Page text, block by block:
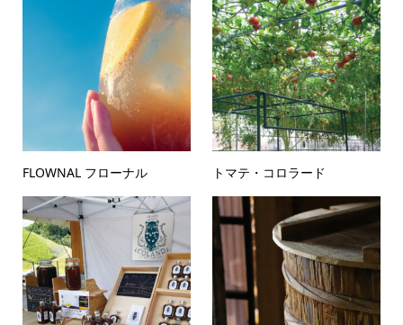
FLOWNAL フローナル トマテ・コロラード